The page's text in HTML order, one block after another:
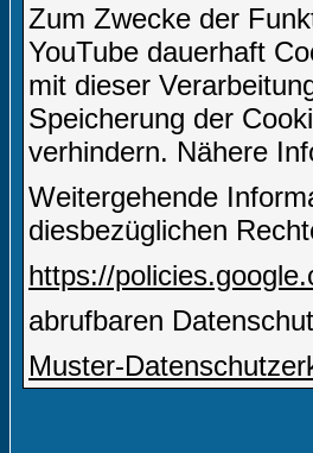
Zum Zwecke der
YouTube dauerhaft
mit dieser
Speicherung der
verhindern. Nähere
Weitergehende
diesbezüglichen
https://
abrufbaren
Muster-